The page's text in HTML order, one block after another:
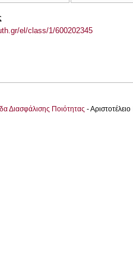
el/class/1/600202345
Διασφάλισης Ποιότητας -